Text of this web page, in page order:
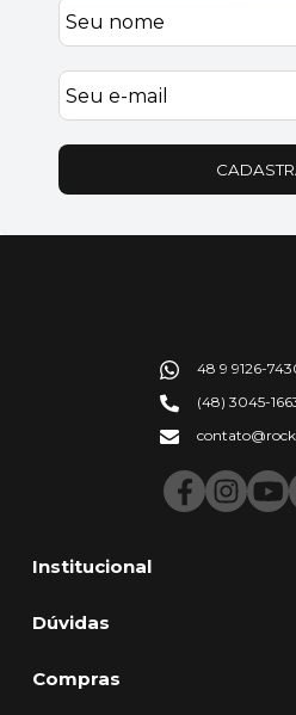
Institucional
Dúvidas
Compras
48 9 9126-
(48) 3045-